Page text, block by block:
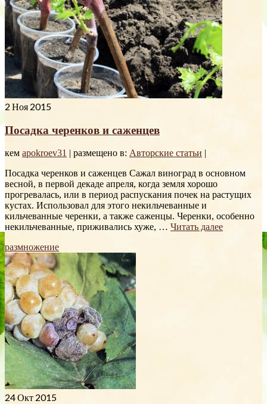
2 Ноя 2015
Посадка черенков и саженцев
кем apokroev31 | размещено в: Авторские статьи |
Посадка черенков и саженцев Сажал виноград в основном
весной, в первой декаде апреля, когда земля хорошо
прогревалась, или в период распускания почек на растущих
кустах. Использовал для этого некильчеванные и
кильчеванные черенки, а также саженцы. Черенки, особенно
некильчеванные, приживались хуже, … Читать далее
размножение
24Окт 2015